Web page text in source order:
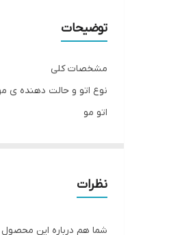
توضیحات
مشخصات کلی
نوع اتو و حالت دهنده ی
اتو مو
طول سیم
1.2 متر
نظرات
شما هم درباره این محصول